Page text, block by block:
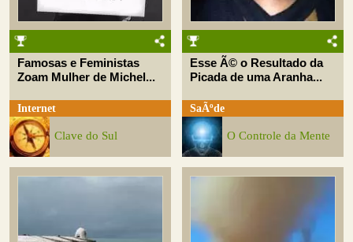
Famosas e Feministas
Zoam Mulher de Michel...
Internet
Clave do Sul
Esse Ã© o Resultado da
Picada de uma Aranha...
SaÃºde
O Controle da Mente